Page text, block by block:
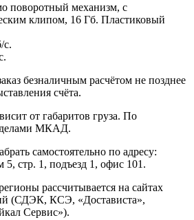
поворотный механизм, с
клипом, 16 Гб. Пластиковый
с.
безналичным расчётом не позднее
счёта.
от габаритов груза. По
МКАД.
самостоятельно по адресу:
стр. 1, подъезд 1, офис 101.
рассчитывается на сайтах
(СДЭК, КСЭ, «Достависта»,
Сервис»).